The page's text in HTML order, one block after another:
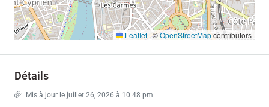
Leaflet |©OpenStreetMapcontributors
Détails
Mis à jour le juillet 26, 2026 à 10:48 pm